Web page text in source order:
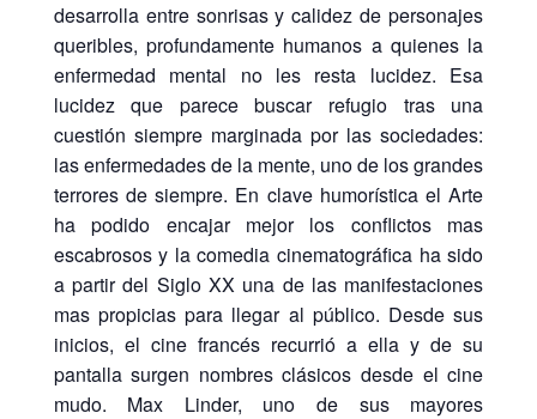
desarrolla entre sonrisas y calidez de personajes
queribles, profundamente humanos a quienes la
enfermedad mental no les resta lucidez. Esa
lucidez que parece buscar refugio tras una
cuestión siempre marginada por las sociedades:
las enfermedades de la mente, uno de los grandes
terrores de siempre. En clave humorística el Arte
ha podido encajar mejor los conflictos mas
escabrosos y la comedia cinematográfica ha sido
a partir del Siglo XX una de las manifestaciones
mas propicias para llegar al público. Desde sus
inicios, el cine francés recurrió a ella y de su
pantalla surgen nombres clásicos desde el cine
mudo. Max Linder, uno de sus mayores